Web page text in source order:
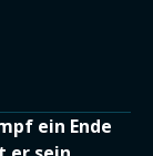
ein Ende